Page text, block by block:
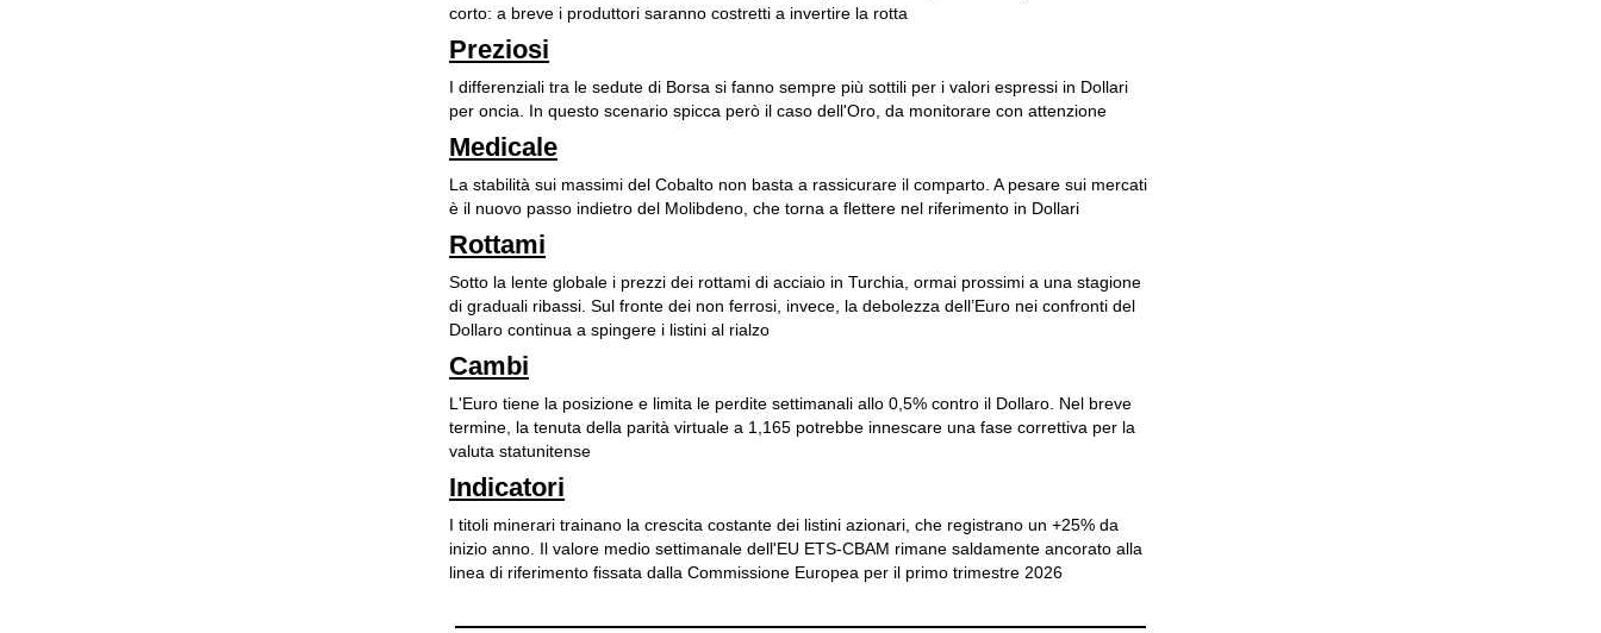
corto: a breve i produttori saranno costretti a invertire la rotta
Preziosi
I differenziali tra le sedute di Borsa si fanno sempre più sottili per i valori espressi in Dollari
per oncia. In questo scenario spicca però il caso dell'Oro, da monitorare con attenzione
Medicale
La stabilità sui massimi del Cobalto non basta a rassicurare il comparto. A pesare sui mercati
è il nuovo passo indietro del Molibdeno, che torna a flettere nel riferimento in Dollari
Rottami
Sotto la lente globale i prezzi dei rottami di acciaio in Turchia, ormai prossimi a una stagione
di graduali ribassi. Sul fronte dei non ferrosi, invece, la debolezza dell’Euro nei confronti del
Dollaro continua a spingere i listini al rialzo
Cambi
L'Euro tiene la posizione e limita le perdite settimanali allo 0,5% contro il Dollaro. Nel breve
termine, la tenuta della parità virtuale a 1,165 potrebbe innescare una fase correttiva per la
valuta statunitense
Indicatori
I titoli minerari trainano la crescita costante dei listini azionari, che registrano un +25% da
inizio anno. Il valore medio settimanale dell'EU ETS-CBAM rimane saldamente ancorato alla
linea di riferimento fissata dalla Commissione Europea per il primo trimestre 2026